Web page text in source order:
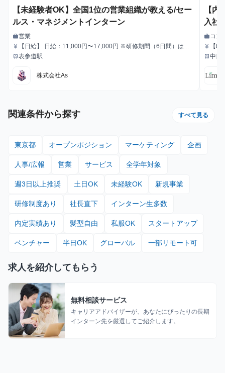
【未経験者OK】全国1位の営業組織が教える/セー
ルス・マネジメントインターン
職種
work営業
給与
currency_yen
【日給】 日給：11,000円〜17,000円 ※研修期間（6日間）は日
給9,000円 【その他手当】 遠方手当：1,000円/日 フル出勤手当：
最寄駅
train表参道駅
株式会社As
【
入社
タン
職種
workコン
給与
currency_yen
【
給します。 【月給制】 尚
り毎
収>
最寄駅
train中目
関連条件から探す すべて見る
東京都 オープンポジション マーケティング 企画
人事/広報 営業 サービス 全学年対象
週3日以上推奨 土日OK 未経験OK 新規事業
研修制度あり 社長直下 インターン生多数
内定実績あり 髪型自由 私服OK スタートアップ
ベンチャー 半日OK グローバル 一部リモート可
求人を紹介してもらう
無料相談サービス
キャリアアドバイザーが、あなたにぴったりの長期
インターン先を厳選してご紹介します。